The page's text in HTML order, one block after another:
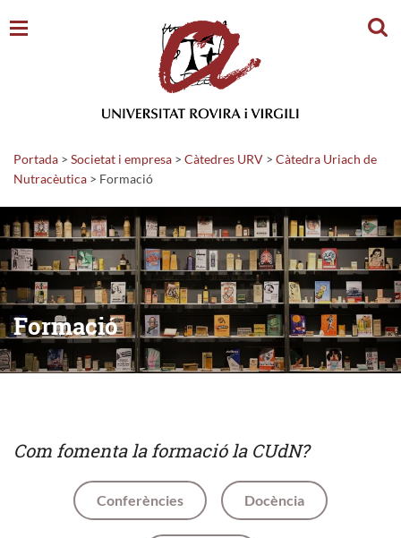
Portada > Societat i empresa > Càtedres URV > Càtedra Uriach de
Nutracèutica > Formació
Formació
Com fomenta la formació la CUdN?
Conferències Docència